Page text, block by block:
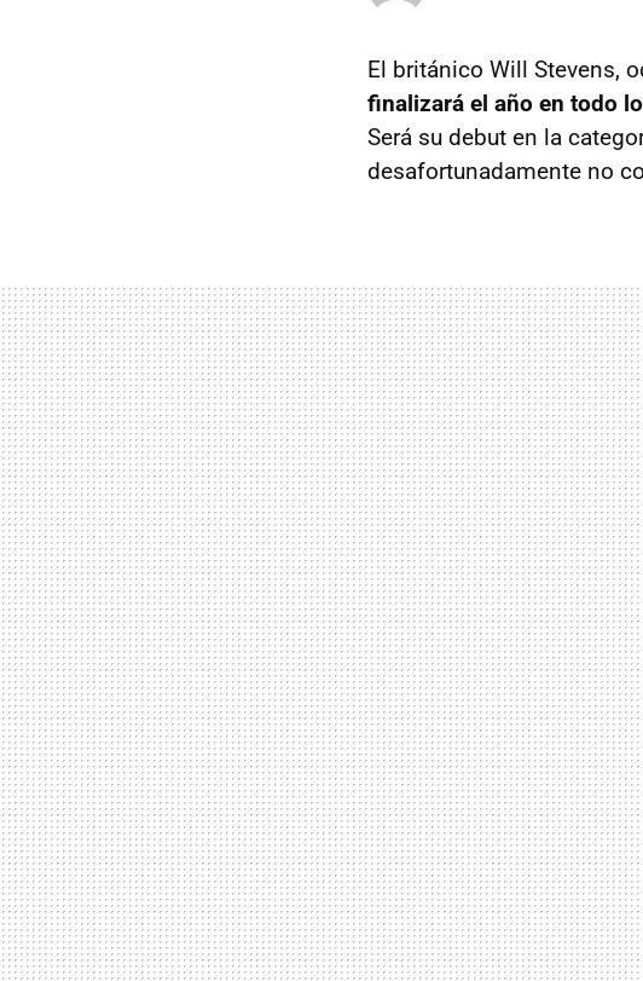
El británico Will Stevens,
finalizará el año en todo
Será su debut en la
desafortunadamente no